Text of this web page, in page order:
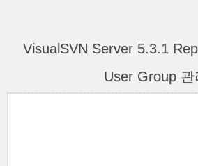
VisualSVN Server 5.3.1
User Group 관